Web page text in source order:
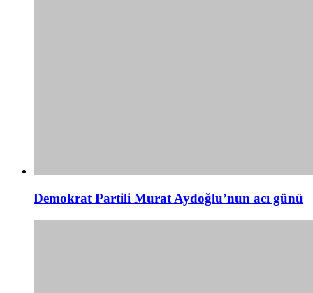
Demokrat Partili Murat Aydoğlu’nun acı günü